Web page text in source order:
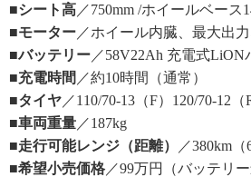
■シート高 ／750mm /ホイールベース
■モーター ／ホイール内臓、最大出
■バッテリー ／58V22Ah 充電式LiON
■充電時間 ／約10時間（通常）
■タイヤ ／110/70-13（F）120/70-12（
■車両重量 ／187kg
■走行可能レンジ（距離）
／380km（
■希望小売価格 ／99万円（バッテリ